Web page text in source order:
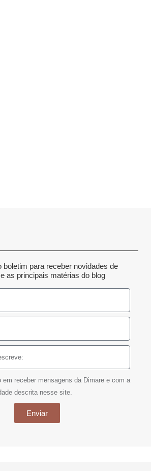
boletim para receber novidades de
as principais matérias do blog
em receber mensagens da Dimare e com a
descrita nesse site.
Enviar